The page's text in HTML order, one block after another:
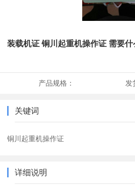
装载机证 铜川起重机操作证 需要什
产品规格： 发
关键词
铜川起重机操作证
详细说明